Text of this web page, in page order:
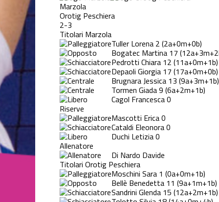
Marzola
Orotig Peschiera
2-3
Titolari Marzola
Tuller Lorena 2 (2a+0m+0b)
Bogatec Martina 17
Pedrotti Chiara 12 (11a+0m+1b)
Depaoli Giorgia 17 (17a+0m+0b)
Brugnara Jessica 13 (9a+3m+1b)
Tormen Giada9 (6a+2m+1b)
Cagol Francesca0
Riserve
Mascotti Erica0
Cataldi Eleonora0
Duchi Letizia0
Allenatore
Di Nardo Davide
Titolari Orotig Peschiera
Moschini Sara 1 (0a+0m+1b)
Bellè Benedetta 11 (9a+1m+1b)
Sandrini Glenda 15 (12a+2m+1b)